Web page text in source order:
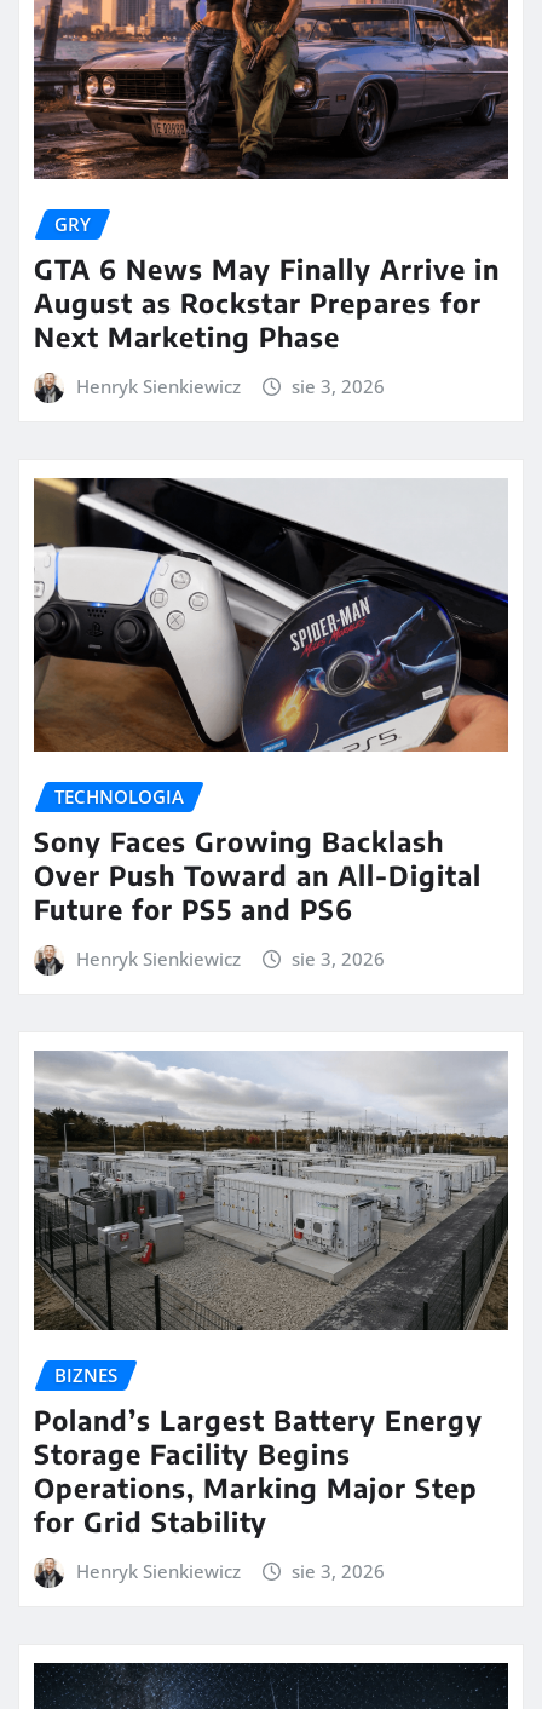
GRY
GTA 6 News May Finally Arrive in
August as Rockstar Prepares for
Next Marketing Phase
Henryk Sienkiewicz sie 3, 2026
TECHNOLOGIA
Sony Faces Growing Backlash
Over Push Toward an All-Digital
Future for PS5 and PS6
Henryk Sienkiewicz sie 3, 2026
BIZNES
Poland’s Largest Battery Energy
Storage Facility Begins
Operations, Marking Major Step
for Grid Stability
Henryk Sienkiewicz sie 3, 2026